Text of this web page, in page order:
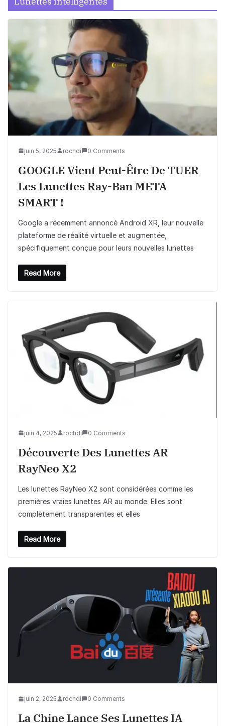
juin 5, 2025 rochdi 0 Comments
GOOGLE Vient Peut-Être De TUER
Les Lunettes Ray-Ban META
SMART !
Google a récemment annoncé Android XR, leur nouvelle
plateforme de réalité virtuelle et augmentée,
spécifiquement conçue pour leurs nouvelles lunettes
Read More
juin 4, 2025 rochdi 0 Comments
Découverte Des Lunettes AR
RayNeo X2
Les lunettes RayNeo X2 sont considérées comme les
premières vraies lunettes AR au monde. Elles sont
complètement transparentes et elles
Read More
juin 2, 2025 rochdi 0 Comments
La Chine Lance Ses Lunettes IA